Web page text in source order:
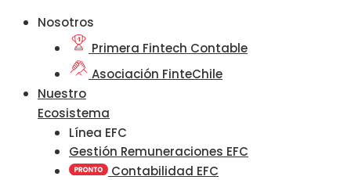
Nosotros
Primera Fintech Contable
Asociación FinteChile
Nuestro
Ecosistema
Línea EFC
Gestión Remuneraciones EFC
Contabilidad EFC